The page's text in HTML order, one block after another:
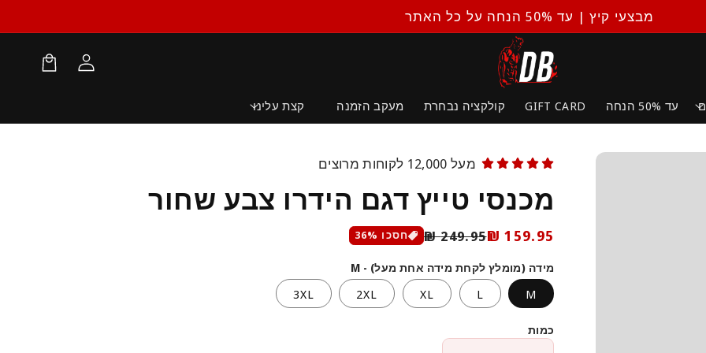
יותר מ-20,000 לקוחות מרוצים
עד 50% הנחה GIFT CARD קולקציה נבחרת מעקב הזמנה קצת עלינו
התחברות
עגלת
מעל 12,000 לקוחות מרוצים
מכנסי טייץ דגם הידרו צבע שחור
159.95 ₪
249.95 ₪ חסכו 36%
מידה (מומלץ לקחת מידה אחת מעל) - M
M
L
XL
2XL
3XL
כמות